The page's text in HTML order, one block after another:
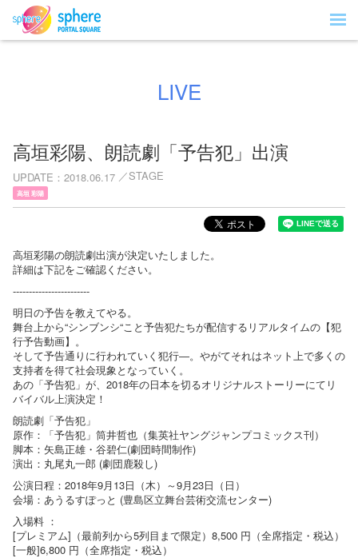
LIVE
高垣彩陽、朗読劇「予告犯」出演
UPDATE 2018.06.17 STAGE
高垣 彩陽
高垣彩陽の朗読劇出演が決定いたしました。
詳細は下記をご確認ください。
------------------------
明日の予告を教えてやる。
舞台上から“シンブンシ“こと予告犯たちが配信するリアルタイムの【犯
行予告動画】。
そして予告通りに行われていく犯行―。やがてそれはネット上で多くの
支持者を得て社会現象となっていく。
あの「予告犯」が、2018年の日本を切るオリジナルストーリーにてリ
バイバル上演決定！
朗読劇「予告犯」
原作：「予告犯」筒井哲也（集英社ヤングジャンプコミックス刊）
脚本：矢島正雄・谷碧仁(劇団時間制作)
演出：丸尾丸一郎 (劇団鹿殺し)
公演日程：2018年9月13日（木）～9月23日（日）
会場：あうるすぽっと (豊島区立舞台芸術交流センター)
入場料 ：
[プレミアム]（最前列から5列目まで限定）8,500 円（全席指定・税込）
[一般]6,800 円（全席指定・税込）